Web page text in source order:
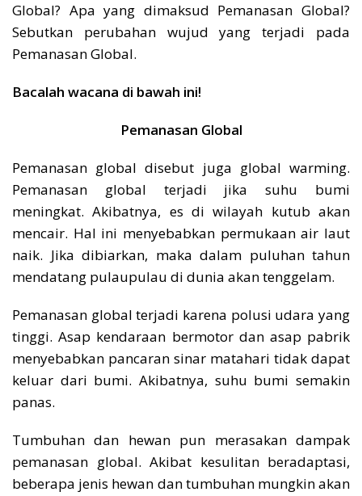
Global? Apa yang dimaksud Pemanasan Global?
Sebutkan perubahan wujud yang terjadi pada
Pemanasan Global.
Bacalah wacana di bawah ini!
Pemanasan Global
Pemanasan global disebut juga global warming.
Pemanasan global terjadi jika suhu bumi
meningkat. Akibatnya, es di wilayah kutub akan
mencair. Hal ini menyebabkan permukaan air laut
naik. Jika dibiarkan, maka dalam puluhan tahun
mendatang pulaupulau di dunia akan tenggelam.
Pemanasan global terjadi karena polusi udara yang
tinggi. Asap kendaraan bermotor dan asap pabrik
menyebabkan pancaran sinar matahari tidak dapat
keluar dari bumi. Akibatnya, suhu bumi semakin
panas.
Tumbuhan dan hewan pun merasakan dampak
pemanasan global. Akibat kesulitan beradaptasi,
beberapa jenis hewan dan tumbuhan mungkin akan